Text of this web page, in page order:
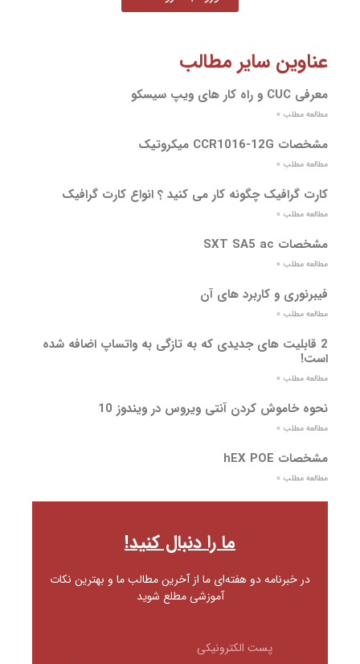
عناوین سایر مطالب
معرفی CUC و راه کار های ویپ سیسکو
مطالعه مطلب »
مشخصات CCR1016-12G میکروتیک
مطالعه مطلب »
کارت گرافیک چگونه کار می کنید ؟ انواع کارت گرافیک
مطالعه مطلب »
مشخصات SXT SA5 ac
مطالعه مطلب »
فیبرنوری و کاربرد های آن
مطالعه مطلب »
2 قابلیت های جدیدی که به تازگی به واتساپ اضافه شده
است!
مطالعه مطلب »
نحوه خاموش کردن آنتی ویروس در ویندوز 10
مطالعه مطلب »
مشخصات hEX POE
مطالعه مطلب »
ما را دنبال کنید!
در خبرنامه دو هفته‌ای ما از آخرین مطالب ما و بهترین نکات
آموزشی مطلع شوید